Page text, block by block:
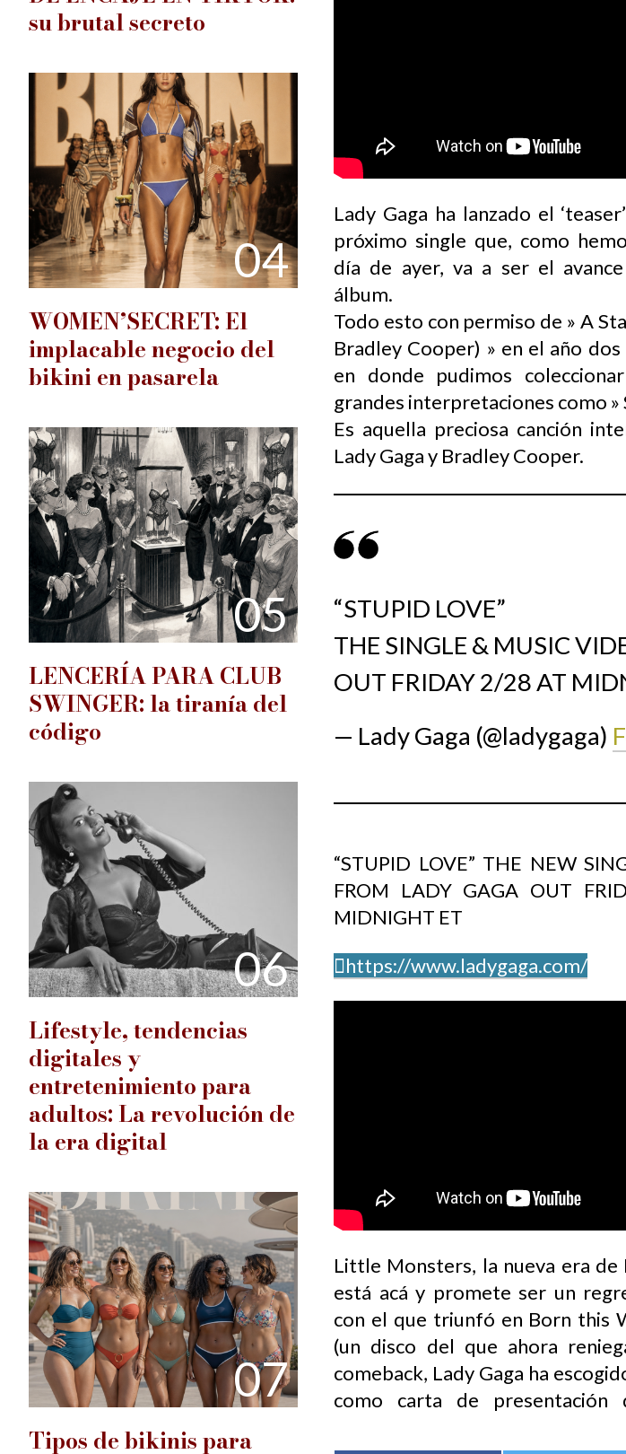
Lady Gaga ha lanzado el
próximo single que, como
día de ayer, va a ser el
álbum.
Todo esto con permiso de » A
Bradley Cooper) » en el año
en donde pudimos
grandes interpretaciones como »
Es aquella preciosa canción
Lady Gaga y Bradley Cooper.
“STUPID LOVE”
THE SINGLE & MUSIC
OUT FRIDAY 2/28 AT
— Lady Gaga (@ladygaga)
“STUPID LOVE” THE NEW
FROM LADY GAGA OUT
MIDNIGHT ET
https://www.ladygaga.com/
Little Monsters, la nueva era de
está acá y promete ser un
con el que triunfó en Born this
(un disco del que ahora
comeback, Lady Gaga ha
como carta de presentación
su brutal secreto
04
WOMEN’SECRET: El
implacable negocio del
bikini en pasarela
05
LENCERÍA PARA CLUB
SWINGER: la tiranía del
código
06
Lifestyle, tendencias
digitales y
entretenimiento para
adultos: La revolución de
la era digital
07
Tipos de bikinis para